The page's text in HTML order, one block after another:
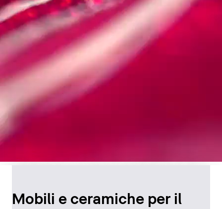
il bagno
Mobili e ceramiche per il